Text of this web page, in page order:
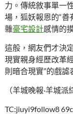
力。傳統敘事單一
場，狐妖報恩的“善
雜豪宅設計感情的
這般，網友們才決
現實親身經歷改革
則暗合現實”的戲謔
（羊城晚報·羊城
TC:jiuyi9follow8